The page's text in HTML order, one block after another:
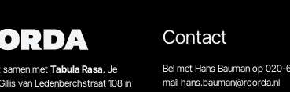
met Tabula Rasa. Je
van Ledenberchstraat 108 in
Contact
Bel met Hans Bauman op 020-
mail hans.bauman@roorda.nl